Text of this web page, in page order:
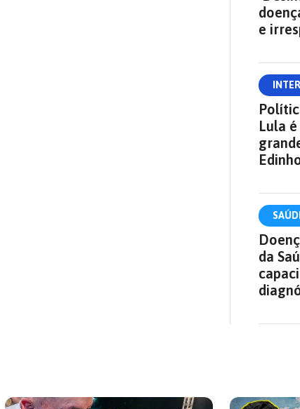
e
Lula
da